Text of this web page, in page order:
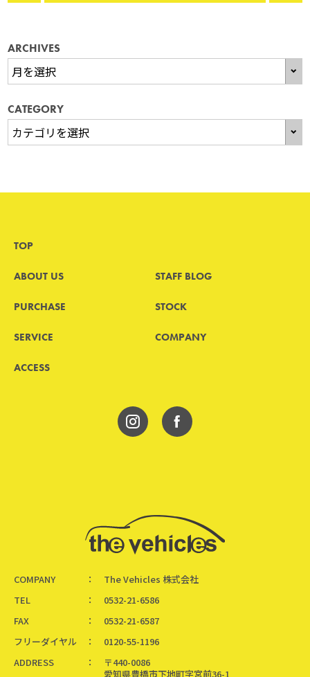
ARCHIVES
CATEGORY
TOP
ABOUT US STAFF BLOG
PURCHASE STOCK
SERVICE COMPANY
ACCESS
COMPANY
The Vehicles 株式会社
TEL
0532-21-6586
FAX
0532-21-6587
フリーダイヤル
0120-55-1196
ADDRESS
〒440-0086
愛知県豊橋市下地町字宮前36-1